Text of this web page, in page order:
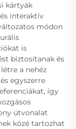
kártyák
interaktív
módon
is
biztosítanak és
a nehéz
egyszerre
így
útvonalat
közé tartozhat